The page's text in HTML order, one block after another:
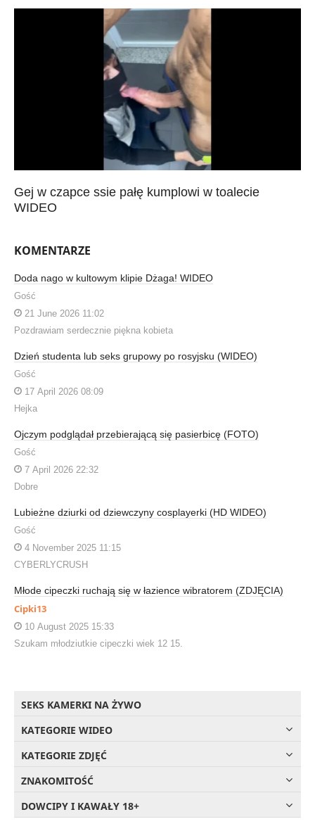
Gej w czapce ssie pałę kumplowi w toalecie
WIDEO
KOMENTARZE
Doda nago w kultowym klipie Dżaga! WIDEO
Gość
21 June 2026 11:02
Pozdrawiam serdecznie piękna kobieta
Dzień studenta lub seks grupowy po rosyjsku (WIDEO)
Gość
17 April 2026 08:09
Hejka
Ojczym podglądał przebierającą się pasierbicę (FOTO)
Gość
7 April 2026 22:32
Dobre
Lubieżne dziurki od dziewczyny cosplayerki (HD WIDEO)
Gość
4 November 2025 11:15
CYBERLYCRUSH
Młode cipeczki ruchają się w łazience wibratorem (ZDJĘCIA)
Cipki13
10 August 2025 15:33
Szukam młodziutkie cipeczki wiek 12 15.
SEKS KAMERKI NA ŻYWO
KATEGORIE WIDEO
KATEGORIE ZDJĘĆ
ZNAKOMITOŚĆ
DOWCIPY I KAWAŁY 18+